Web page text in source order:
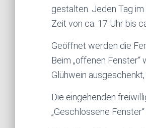
gestalten. Jeden Tag
Zeit von ca. 17 Uhr bis
Geöffnet werden die
Beim „offenen
Glühwein
Die eingehenden
„Geschlossene